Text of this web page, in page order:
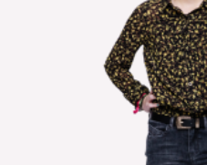
€20.00.